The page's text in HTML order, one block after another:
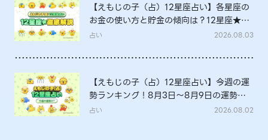
【えもじの子（占）12星座占い】各星座の
お金の使い方と貯金の傾向は？12星座★徹
底解説
占い 2026.08.03
【えもじの子（占）12星座占い】今週の運
勢ランキング！8月3日～8月9日の運勢
は？
占い 2026.08.02